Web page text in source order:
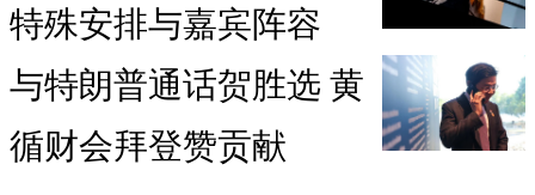
特殊安排与嘉宾阵容
与特朗普通话贺胜选 黄
循财会拜登赞贡献